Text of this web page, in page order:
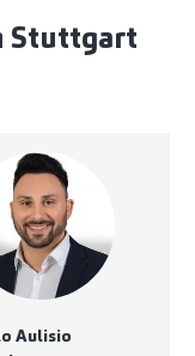
Stuttgart
Aulisio